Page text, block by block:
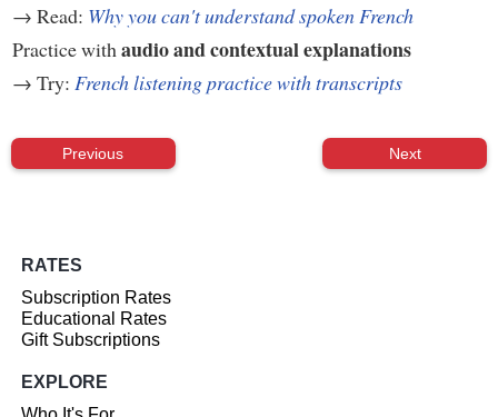
→ Read: Why you can't understand spoken French
Practice with audio and contextual explanations
→ Try: French listening practice with transcripts
Previous Next
RATES
Subscription Rates
Educational Rates
Gift Subscriptions
EXPLORE